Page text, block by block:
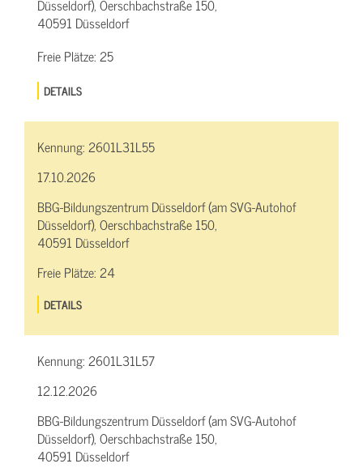
Düsseldorf), Oerschbachstraße 150,
40591 Düsseldorf
Freie Plätze:25
DETAILS
Kennung:2601L31L55
17.10.2026
BBG-Bildungszentrum Düsseldorf (am SVG-Autohof
Düsseldorf), Oerschbachstraße 150,
40591 Düsseldorf
Freie Plätze:24
DETAILS
Kennung:2601L31L57
12.12.2026
BBG-Bildungszentrum Düsseldorf (am SVG-Autohof
Düsseldorf), Oerschbachstraße 150,
40591 Düsseldorf